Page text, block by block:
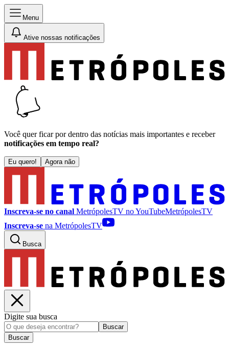
Menu
Ative nossas notificações
Você quer ficar por dentro das notícias mais importantes e receber
notificações em tempo real?
Eu quero! Agora não
Inscreva-se no canal MetrópolesTV noYouTubeMetrópolesTV
Inscreva-se na MetrópolesTV
Busca
Digite sua busca
Buscar
Buscar